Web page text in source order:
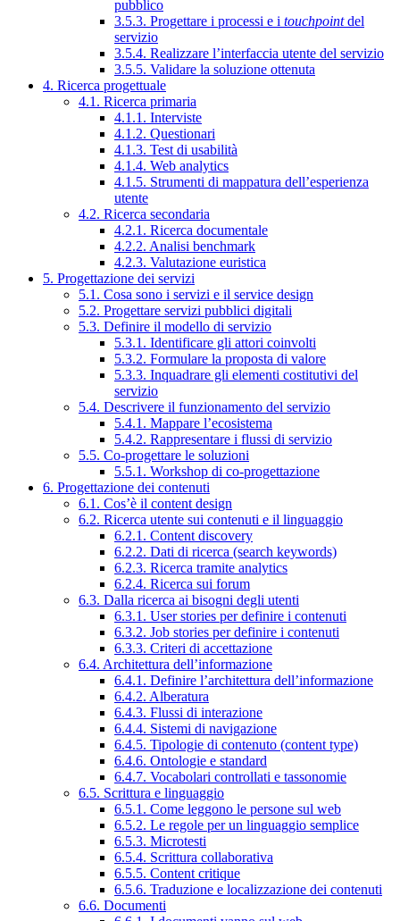
pubblico
3.5.3. Progettare i processi e i touchpointdel
servizio
3.5.4. Realizzare l’interfaccia utente del servizio
3.5.5. Validare la soluzione ottenuta
4. Ricerca progettuale
4.1. Ricerca primaria
4.1.1. Interviste
4.1.2. Questionari
4.1.3. Test di usabilità
4.1.4. Web analytics
4.1.5. Strumenti di mappatura dell’esperienza
utente
4.2. Ricerca secondaria
4.2.1. Ricerca documentale
4.2.2. Analisi benchmark
4.2.3. Valutazione euristica
5. Progettazione dei servizi
5.1. Cosa sono i servizi e il service design
5.2. Progettare servizi pubblici digitali
5.3. Definire il modello di servizio
5.3.1. Identificare gli attori coinvolti
5.3.2. Formulare la proposta di valore
5.3.3. Inquadrare gli elementi costitutivi del
servizio
5.4. Descrivere il funzionamento del servizio
5.4.1. Mappare l’ecosistema
5.4.2. Rappresentare i flussi di servizio
5.5. Co-progettare le soluzioni
5.5.1. Workshop di co-progettazione
6. Progettazione dei contenuti
6.1. Cos’è il content design
6.2. Ricerca utente sui contenuti e il linguaggio
6.2.1. Content discovery
6.2.2. Dati di ricerca (search keywords)
6.2.3. Ricerca tramite analytics
6.2.4. Ricerca sui forum
6.3. Dalla ricerca ai bisogni degli utenti
6.3.1. User stories per definire i contenuti
6.3.2. Job stories per definire i contenuti
6.3.3. Criteri di accettazione
6.4. Architettura dell’informazione
6.4.1. Definire l’architettura dell’informazione
6.4.2. Alberatura
6.4.3. Flussi di interazione
6.4.4. Sistemi di navigazione
6.4.5. Tipologie di contenuto (content type)
6.4.6. Ontologie e standard
6.4.7. Vocabolari controllati e tassonomie
6.5. Scrittura e linguaggio
6.5.1. Come leggono le persone sul web
6.5.2. Le regole per un linguaggio semplice
6.5.3. Microtesti
6.5.4. Scrittura collaborativa
6.5.5. Content critique
6.5.6. Traduzione e localizzazione dei contenuti
6.6. Documenti